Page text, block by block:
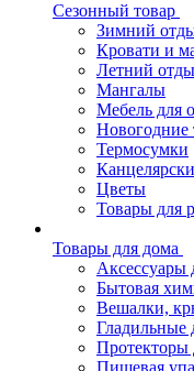
Сезонный товар
Зимний
Кровати и
Летний
Мангалы
Мебель для
Новогодние
Термосумки
Цветы
Товары для
Товары для дома
Аксессуары
Бытовая
Вешалки,
Гладильные
Протекторы
Пищевая